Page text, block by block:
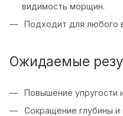
видимость морщин.
Подходит для любого
Ожидаемые
Повышение упругости
Сокращение глубины и